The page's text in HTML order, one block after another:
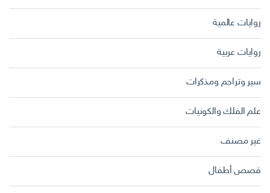
روايات عالمية
روايات عربية
سير وتراجم ومذكرات
علم الفلك والكونيات
غير مصنف
قصص أطفال